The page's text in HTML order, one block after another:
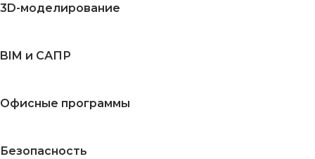
3D-моделирование
BIM и САПР
Офисные программы
Безопасность